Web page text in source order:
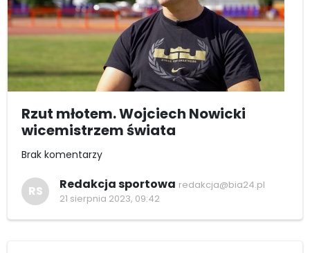
Rzut młotem. Wojciech Nowicki
wicemistrzem świata
Brak komentarzy
RS Redakcja sportowa redakcja@bia24.pl
21 sierpnia 2023, 09:42